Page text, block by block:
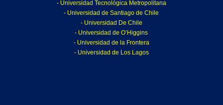
- Universidad Tecnológica Metropolitana
- Universidad de Santiago de Chile
- Universidad De Chile
- Universidad de O’Higgins
- Universidad de la Frontera
- Universidad de Los Lagos